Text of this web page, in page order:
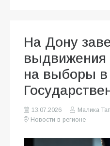
На Дону
выдвижения
на выборы в
13.07.2026
Малика
Новости в регионе